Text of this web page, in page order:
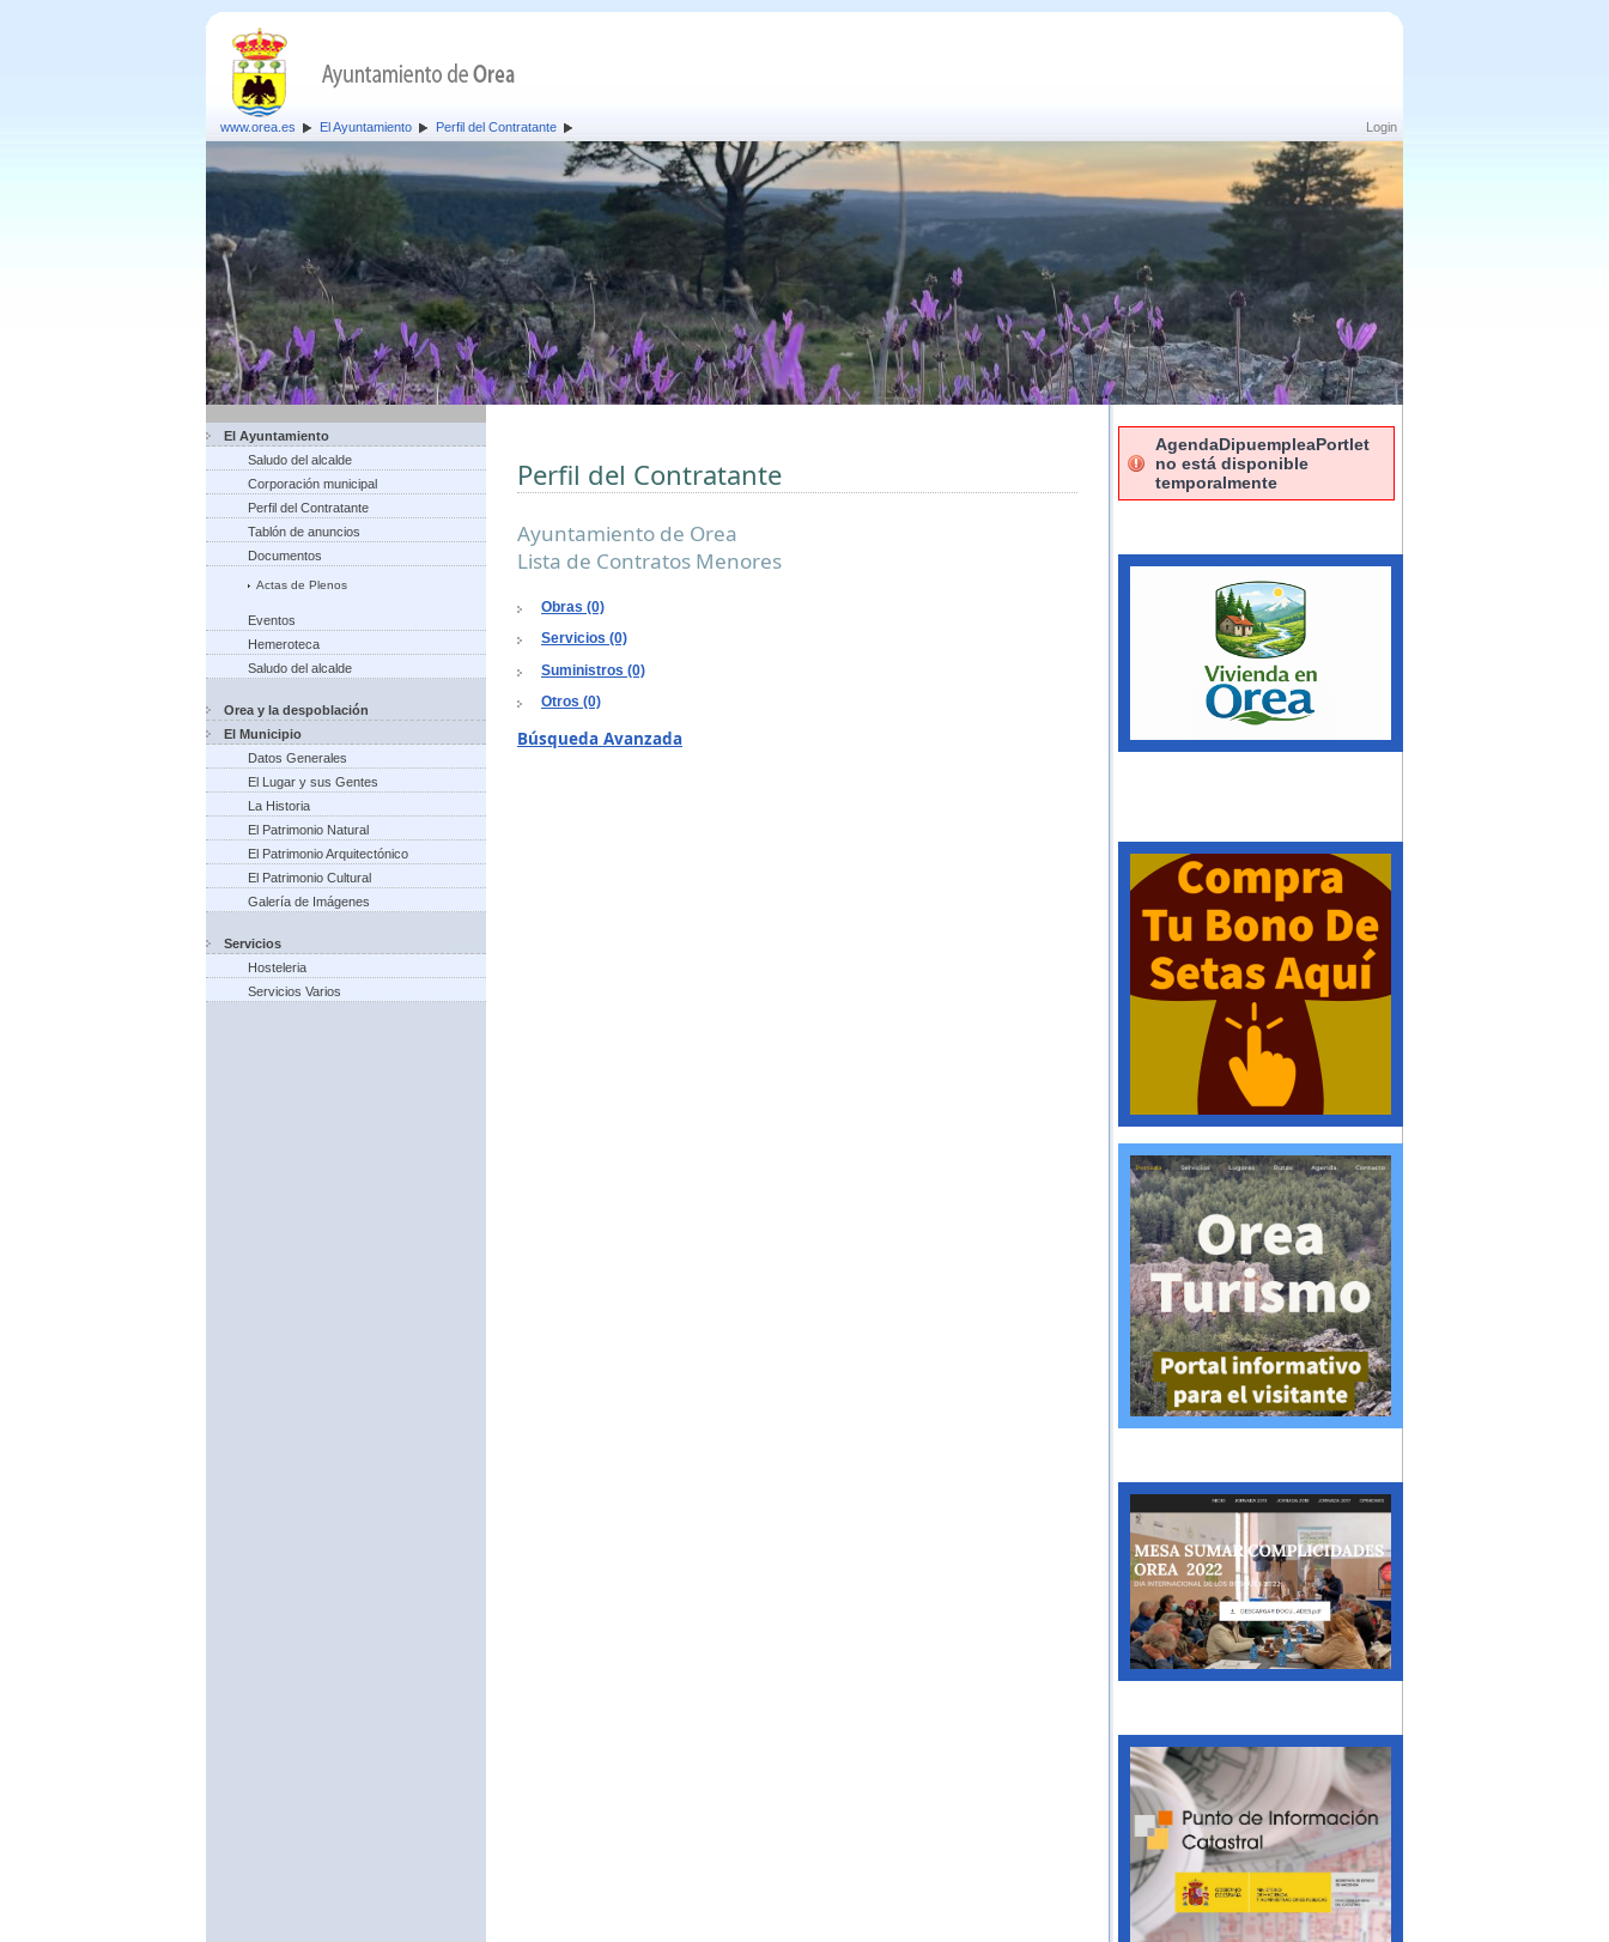
Login
www.orea.es El Ayuntamiento Perfil del Contratante
El Ayuntamiento
Saludo del alcalde
Corporación municipal
Perfil del Contratante
Tablón de anuncios
Documentos
Actas de Plenos
Eventos
Hemeroteca
Saludo del alcalde
Orea y la despoblación
El Municipio
Datos Generales
El Lugar y sus Gentes
La Historia
El Patrimonio Natural
El Patrimonio Arquitectónico
El Patrimonio Cultural
Galería de Imágenes
Servicios
Hosteleria
Servicios Varios
Perfil del Contratante
Ayuntamiento de Orea
Lista de Contratos Menores
Obras (0)
Servicios (0)
Suministros (0)
Otros (0)
Búsqueda Avanzada
AgendaDipuempleaPortlet
no está disponible
temporalmente